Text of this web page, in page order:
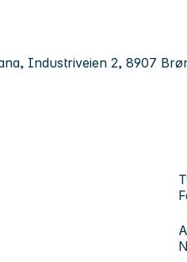
Industriveien 2, 8907